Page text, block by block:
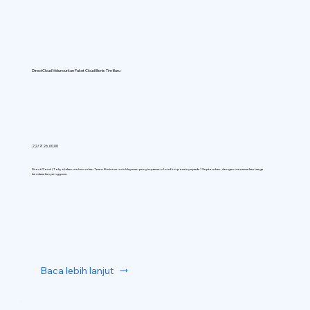
DirectCloud Meluncurkan Paket Cloud Bisnis Tim Baru
22/7/26, 00.00
DirectCloud (Tokyo) akan meluncurkan Team Business untuk layanan penyimpanan cloud korporatnya pada 1 September, dengan menawarkan harga
berdasarkan pengguna.
Baca lebih lanjut